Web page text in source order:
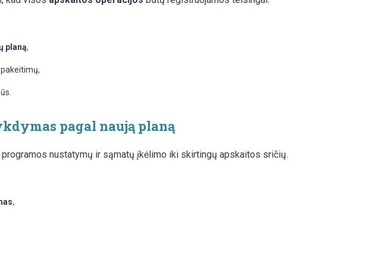
planą,
pagal naują planą
programos nustatymų ir sąmatų įkėlimo iki skirtingų apskaitos sričių.
,